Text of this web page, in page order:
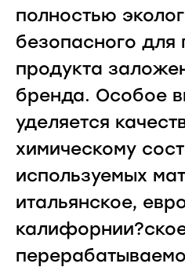
полностью
безопасного для
продукта
бренда. Особое
уделяется
химическому
используемых
итальянское,